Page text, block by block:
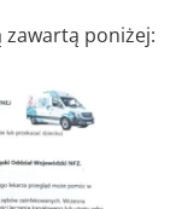
poniżej: